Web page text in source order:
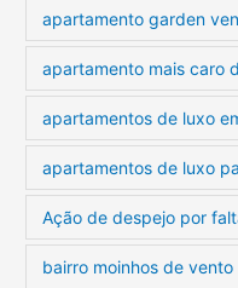
apartamento garden
apartamento mais caro
apartamentos de luxo
apartamentos de luxo
Ação de despejo por
bairro moinhos de vento